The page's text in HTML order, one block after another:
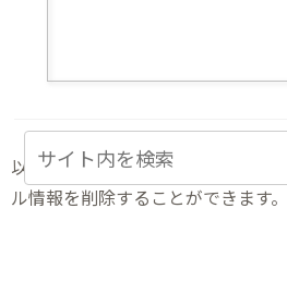
以上の手順でWindows10の設定済
ル情報を削除することができます。